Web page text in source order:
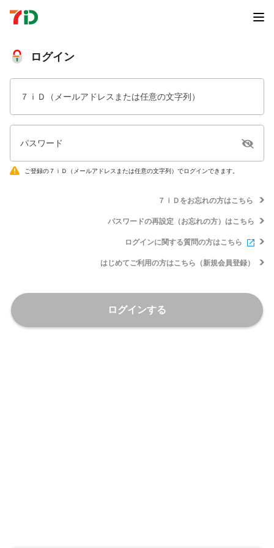
ログイン
７ｉＤ（メールアドレスまたは任意の文字列）
パスワード
ご登録の７ｉＤ（メールアドレスまたは任意の文字列）でログインできます。
７ｉＤをお忘れの方はこちら
パスワードの再設定（お忘れの方）はこちら
ログインに関する質問の方はこちら
はじめてご利用の方はこちら（新規会員登録）
ログインする